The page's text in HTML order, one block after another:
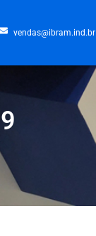
vendas@ibram.ind.br